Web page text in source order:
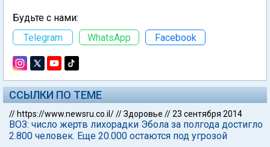
Будьте с нами:
Telegram
WhatsApp Facebook
ССЫЛКИ ПО ТЕМЕ
// https://www.newsru.co.il///Здоровье //23 сентября 2014
ВОЗ: число жертв лихорадки Эбола за полгода достигло
2.800 человек. Еще 20.000 остаются под угрозой